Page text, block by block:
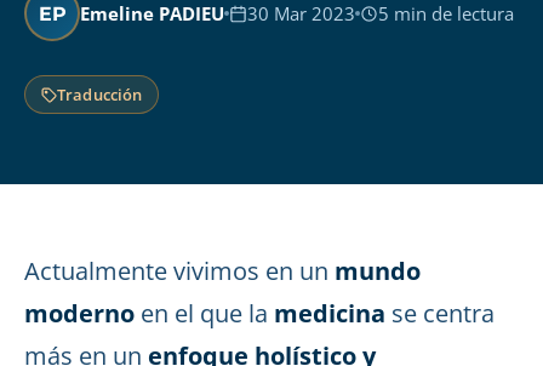
EP Emeline PADIEU 30 Mar 2023 5 min de lectura
Traducción
Actualmente vivimos en un mundo
moderno en el que la medicina se centra
más en un enfoque holístico y